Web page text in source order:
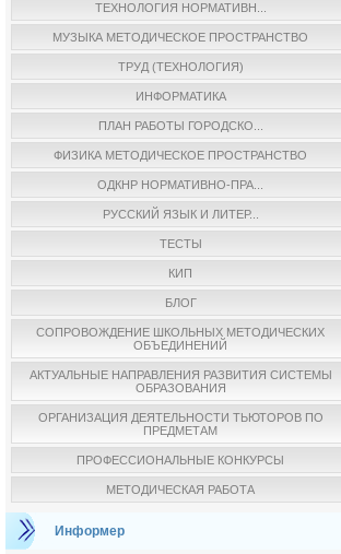
ТЕХНОЛОГИЯ НОРМАТИВН...
МУЗЫКА МЕТОДИЧЕСКОЕ ПРОСТРАНСТВО
ТРУД (ТЕХНОЛОГИЯ)
ИНФОРМАТИКА
ПЛАН РАБОТЫ ГОРОДСКО...
ФИЗИКА МЕТОДИЧЕСКОЕ ПРОСТРАНСТВО
ОДКНР НОРМАТИВНО-ПРА...
РУССКИЙ ЯЗЫК И ЛИТЕР...
ТЕСТЫ
КИП
БЛОГ
СОПРОВОЖДЕНИЕ ШКОЛЬНЫХ МЕТОДИЧЕСКИХ
ОБЪЕДИНЕНИЙ
АКТУАЛЬНЫЕ НАПРАВЛЕНИЯ РАЗВИТИЯ СИСТЕМЫ
ОБРАЗОВАНИЯ
ОРГАНИЗАЦИЯ ДЕЯТЕЛЬНОСТИ ТЬЮТОРОВ ПО
ПРЕДМЕТАМ
ПРОФЕССИОНАЛЬНЫЕ КОНКУРСЫ
МЕТОДИЧЕСКАЯ РАБОТА
Информер